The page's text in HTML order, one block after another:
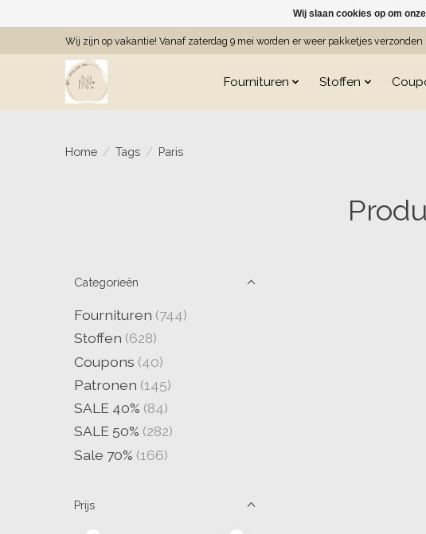
Wij zijn op vakantie! Vanaf zaterdag 9 mei worden er weer pakketjes verzonden
Fournituren Stoffen
Home / Tags / Paris
Categorieën
Fournituren (744)
Stoffen (628)
Coupons (40)
Patronen (145)
SALE 40% (84)
SALE 50% (282)
Sale 70% (166)
Prijs
Wij slaan cookies op om